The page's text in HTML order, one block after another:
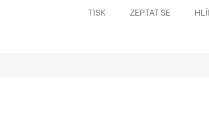
TISK ZEPTAT SE